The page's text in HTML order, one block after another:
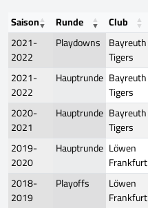
Saison Runde Club
2021-
2022
Playdowns Bayreuth
Tigers
2021-
2022
Hauptrunde Bayreuth
Tigers
2020-
2021
Hauptrunde Bayreuth
Tigers
2019-
2020
Hauptrunde Löwen
Frankfurt
2018-
2019
Playoffs
Löwen
Frankfurt